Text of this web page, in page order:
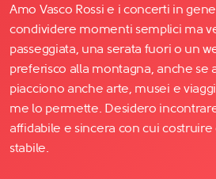
Amo Vasco Rossi e i concerti in
condividere momenti semplici ma
passeggiata, una serata fuori o un
preferisco alla montagna, anche se
piacciono anche arte, musei e
me lo permette. Desidero
affidabile e sincera con cui
stabile.